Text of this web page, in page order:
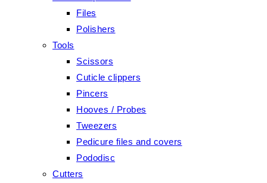
Files
Polishers
Tools
Scissors
Cuticle clippers
Pincers
Hooves / Probes
Tweezers
Pedicure files and covers
Pododisc
Cutters